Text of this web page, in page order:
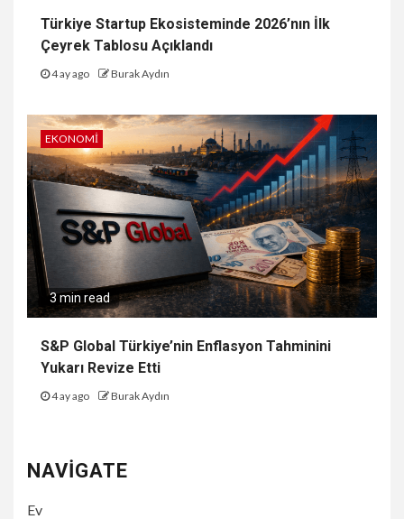
Türkiye Startup Ekosisteminde 2026’nın İlk
Çeyrek Tablosu Açıklandı
4 ay ago Burak Aydın
EKONOMI
3 min read
S&P Global Türkiye’nin Enflasyon Tahminini
Yukarı Revize Etti
4 ay ago Burak Aydın
NAVIGATE
Ev